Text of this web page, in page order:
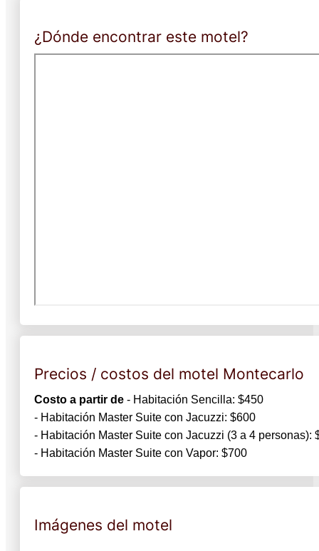
¿Dónde encontrar este motel?
Precios / costos del motel Montecarlo
Costo a partir de - Habitación Sencilla: $450
- Habitación Master Suite con Jacuzzi: $600
- Habitación Master Suite con Jacuzzi (3 a 4 personas):
- Habitación Master Suite con Vapor: $700
Imágenes del motel